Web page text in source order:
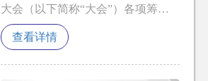
大会（以下简称“大会”）各项筹备
工作，深圳国际人才交流中心对“展
会服务”项目采用竞争性谈判方式进
查看详情